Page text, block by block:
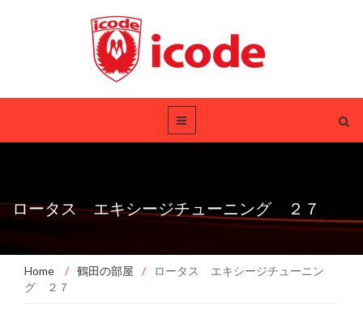
ロータス エキシージチューニング ２７
Home / 鶴田の部屋 /
ロータス エキシージチューニン
グ ２７